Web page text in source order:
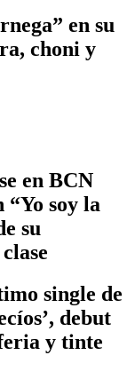
en su
choni y
en BCN
soy la
su
single de
debut
y tinte